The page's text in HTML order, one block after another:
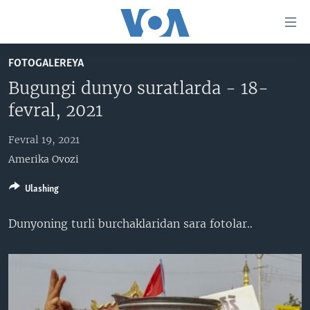
boring
Boshiga
Qidiruvga
o'ting
AMERIKA
MARKAZIY OSIYO
XALQARO
MULTIMEDIA
AMERIKA MANZARALARI
VASHINGTON CHOYXONASI
MOBIL-SALOM!
IJTIMOIY TARMOQLAR
YOUTUBE
INSTAGRAM
EDITORIAL
FOTOGALEREYA
Bugungi dunyo suratlarda - 18-
fevral, 2021
Fevral 19, 2021
Amerika Ovozi
Dunyoning turli burchaklaridan sara fotolar..​
Ulashing